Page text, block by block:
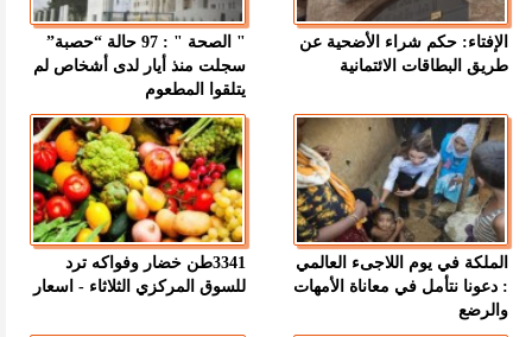
الإفتاء: حكم شراء الأضحية عن
طريق البطاقات الائتمانية
" الصحة " : 97 حالة “حصبة”
سجلت منذ أيار لدى أشخاص لم
يتلقوا المطعوم
الملكة في يوم اللاجىء العالمي
: دعونا نتأمل في معاناة الأمهات
والرضع
3341طن خضار وفواكه ترد
للسوق المركزي الثلاثاء - اسعار